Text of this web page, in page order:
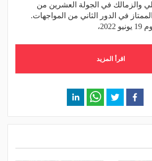
والزمالك في الجولة العشرين من
في الدور الثاني من المواجهات.
اقرأ المزيد